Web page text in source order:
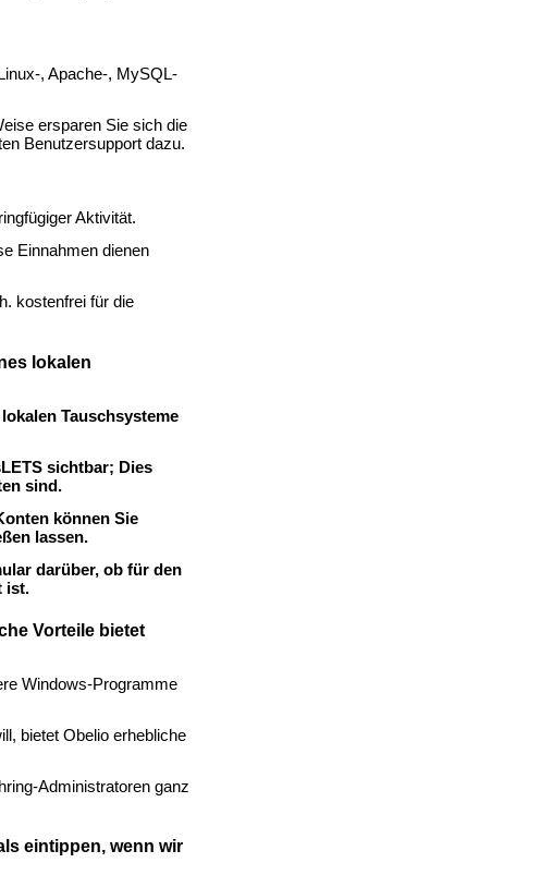
, Apache-, MySQL-
ersparen Sie sich die
Benutzersupport dazu.
Aktivität.
Einnahmen dienen
kostenfrei für die
lokalen
Tauschsysteme
sichtbar; Dies
sind.
können Sie
lassen.
darüber, ob für den
ist.
Vorteile bietet
Windows-Programme
bietet Obelio erhebliche
Administratoren ganz
eintippen, wenn wir